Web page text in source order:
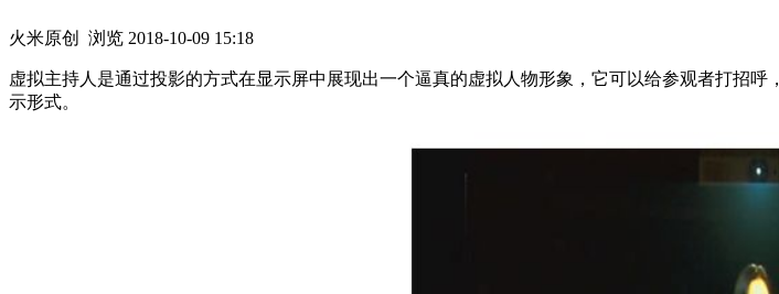
火米原创 浏览 2018-10-09 15:18
虚拟主持人是通过投影的方式在显示屏中展现出一个逼真的虚拟人物形象，它可以给参观者打招
示形式。